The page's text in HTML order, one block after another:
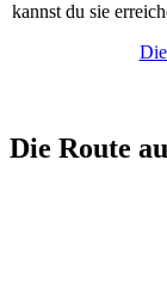
kannst du sie
Die Route